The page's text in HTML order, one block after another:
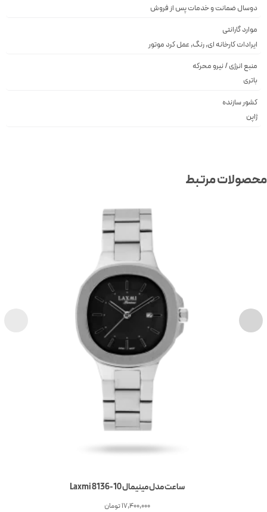
دوسال ضمانت و خدمات پس از فروش
موارد گارانتی
ایرادات کارخانه ای, رنگ, عمل کرد موتور
منبع انرژی / نیرو محرکه
باتری
کشور سازنده
ژاپن
مرتبط
ساعت مدل مینیمال Laxmi 8136-10
17,400,000تومان